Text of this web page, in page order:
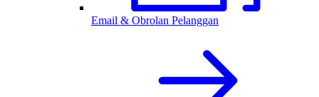
Email & Obrolan Pelanggan